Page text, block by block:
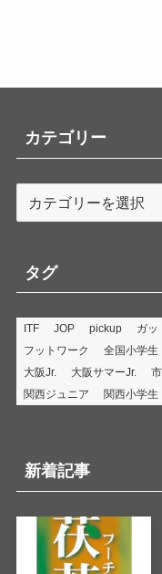
カテゴリー
ー
タグ
ITF JOP pickup ガッ
フットワーク
全国小学生
大阪Jr.
大阪サマーJr.
関西ジュニア
関西小学生
新着記事